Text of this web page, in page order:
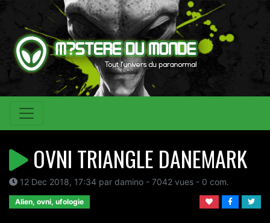
OVNI TRIANGLE DANEMARK
12 Dec 2018, 17:34 par damino - 7042 vues - 0 com.
Alien, ovni, ufologie